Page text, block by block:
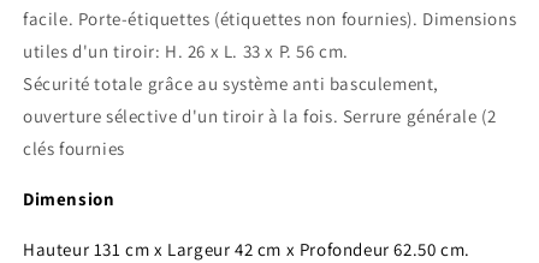
facile. Porte-étiquettes (étiquettes non fournies). Dimensions
utiles d'un tiroir: H. 26 x L. 33 x P. 56 cm.
Sécurité totale grâce au système anti basculement,
ouverture sélective d'un tiroir à la fois. Serrure générale (2
clés fournies
Dimension
Hauteur 131 cm x Largeur 42 cm x Profondeur 62.50 cm.